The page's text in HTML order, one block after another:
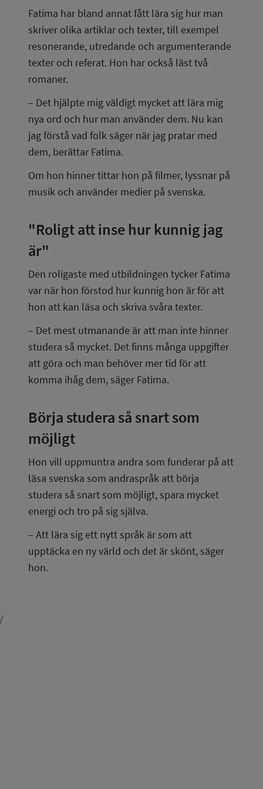
Fatima har bland annat fått lära sig hur man
skriver olika artiklar och texter, till exempel
resonerande, utredande och argumenterande
texter och referat. Hon har också läst två
romaner.
– Det hjälpte mig väldigt mycket att lära mig
nya ord och hur man använder dem. Nu kan
jag förstå vad folk säger när jag pratar med
dem, berättar Fatima.
Om hon hinner tittar hon på filmer, lyssnar på
musik och använder medier på svenska.
"Roligt att inse hur kunnig jag
är"
Den roligaste med utbildningen tycker Fatima
var när hon förstod hur kunnig hon är för att
hon att kan läsa och skriva svåra texter.
– Det mest utmanande är att man inte hinner
studera så mycket. Det finns många uppgifter
att göra och man behöver mer tid för att
komma ihåg dem, säger Fatima.
Börja studera så snart som
möjligt
Hon vill uppmuntra andra som funderar på att
läsa svenska som andraspråk att börja
studera så snart som möjligt, spara mycket
energi och tro på sig själva.
– Att lära sig ett nytt språk är som att
upptäcka en ny värld och det är skönt, säger
hon.
/